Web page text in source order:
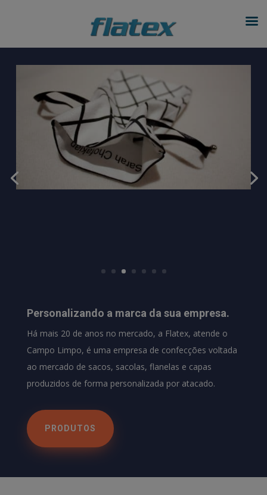
Personalizando a marca da sua empresa.
Há mais 20 de anos no mercado, a Flatex, atende o
Campo Limpo, é uma empresa de confecções voltada
ao mercado de sacos, sacolas, flanelas e capas
produzidos de forma personalizada por atacado.
PRODUTOS